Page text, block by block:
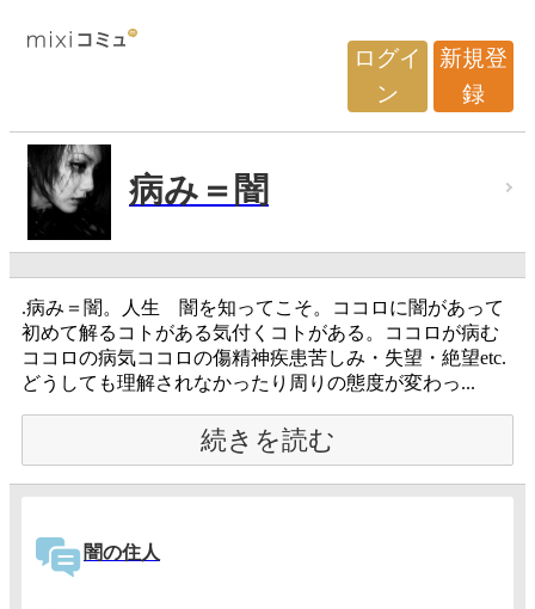
ログイ
ン
新規登
録
病み＝闇
.病み＝闇。人生 闇を知ってこそ。ココロに闇があって
初めて解るコトがある気付くコトがある。ココロが病む
ココロの病気ココロの傷精神疾患苦しみ・失望・絶望etc.
どうしても理解されなかったり周りの態度が変わっ...
続きを読む
闇の住人